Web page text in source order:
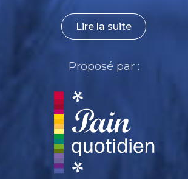
Lire la suite
Proposé par :